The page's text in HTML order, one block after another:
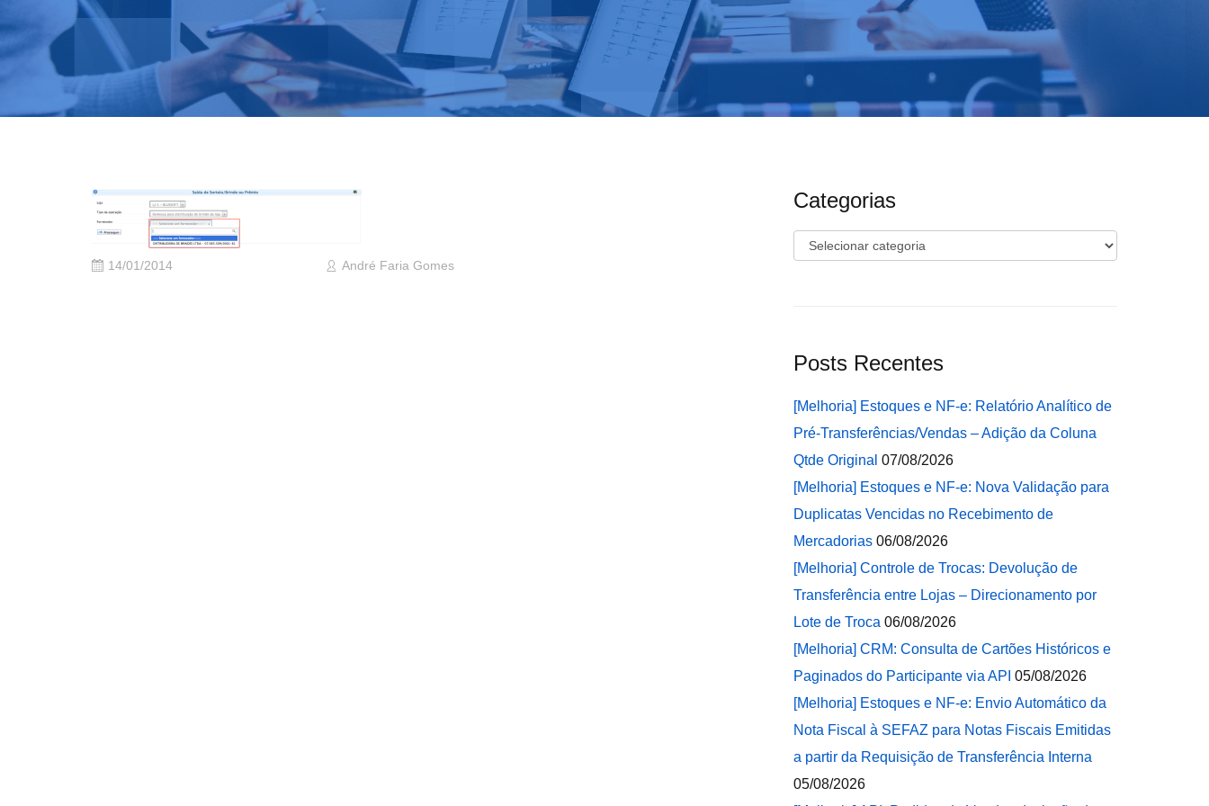
14/01/2014 André Faria Gomes
Categorias
Categorias
Posts Recentes
[Melhoria] Estoques e NF-e: Relatório Analítico de
Pré-Transferências/Vendas – Adição da Coluna
Qtde Original 07/08/2026
[Melhoria] Estoques e NF-e: Nova Validação para
Duplicatas Vencidas no Recebimento de
Mercadorias 06/08/2026
[Melhoria] Controle de Trocas: Devolução de
Transferência entre Lojas – Direcionamento por
Lote de Troca 06/08/2026
[Melhoria] CRM: Consulta de Cartões Históricos e
Paginados do Participante via API 05/08/2026
[Melhoria] Estoques e NF-e: Envio Automático da
Nota Fiscal à SEFAZ para Notas Fiscais Emitidas
a partir da Requisição de Transferência Interna
05/08/2026